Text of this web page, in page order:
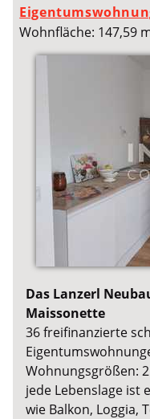
Wohnfläche: 147,59
Das Lanzerl
Maissonette
36 freifinanzierte
Wohnungsgrößen:
jede Lebenslage ist
wie Balkon, Loggia,